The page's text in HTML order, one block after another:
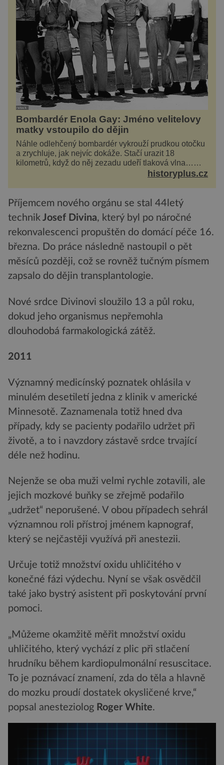
Bombardér Enola Gay: Jméno velitelovy
matky vstoupilo do dějin
Náhle odlehčený bombardér vykrouží prudkou otočku
a zrychluje, jak nejvíc dokáže. Stačí urazit 18
kilometrů, když do něj zezadu udeří tlaková vlna…
Americké rozhodnutí svrhnout ničivou jadernou
historyplus.cz
Příjemcem nového orgánu se stal 44letý
technik Josef Divina, který byl po náročné
rekonvalescenci propuštěn do domácí péče 16.
března. Do práce následně nastoupil o pět
měsíců později, což se rovněž tučným písmem
zapsalo do dějin transplantologie.
Nové srdce Divinovi sloužilo 13 a půl roku,
dokud jeho organismus nepřemohla
dlouhodobá farmakologická zátěž.
2011
Významný medicínský poznatek ohlásila v
minulém desetiletí jedna z klinik v americké
Minnesotě. Zaznamenala totiž hned dva
případy, kdy se pacienty podařilo udržet při
životě, a to i navzdory zástavě srdce trvající
déle než hodinu.
Nejenže se oba muži velmi rychle zotavili, ale
jejich mozkové buňky se zřejmě podařilo
„udržet“ neporušené. V obou případech sehrál
významnou roli přístroj jménem kapnograf,
který se nejčastěji využívá při anestezii.
Určuje totiž množství oxidu uhličitého v
konečné fázi výdechu. Nyní se však osvědčil
také jako bystrý asistent při poskytování první
pomoci.
„Můžeme okamžitě měřit množství oxidu
uhličitého, který vychází z plic při stlačení
hrudníku během kardiopulmonální resuscitace.
To je poznávací znamení, zda do těla a hlavně
do mozku proudí dostatek okysličené krve,“
popsal anesteziolog Roger White.